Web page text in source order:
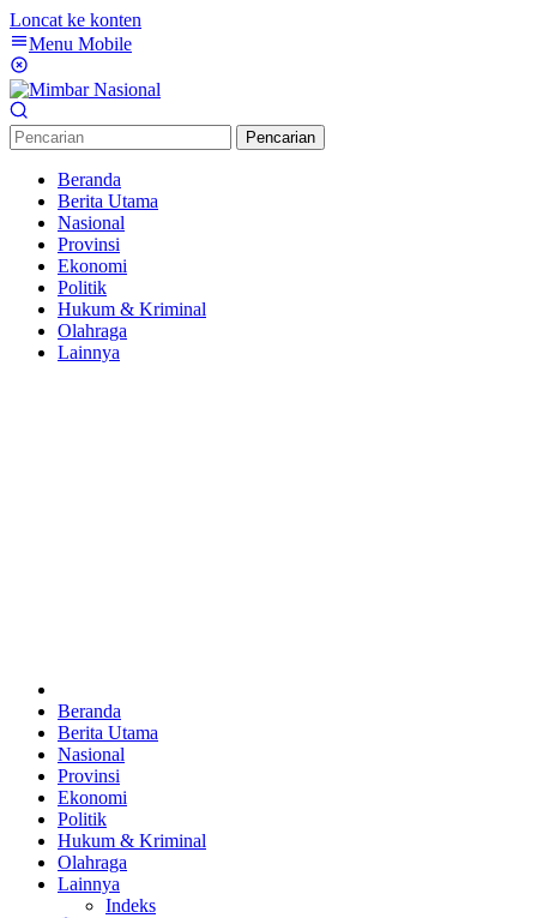
Loncat ke konten
Menu Mobile
Pencarian
Beranda
Berita Utama
Nasional
Provinsi
Ekonomi
Politik
Hukum & Kriminal
Olahraga
Lainnya
Beranda
Berita Utama
Nasional
Provinsi
Ekonomi
Politik
Hukum & Kriminal
Olahraga
Lainnya
Indeks